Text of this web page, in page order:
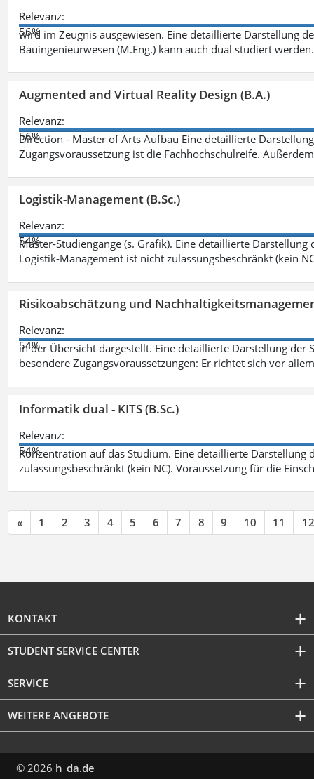
Relevanz:
56%
wird im Zeugnis ausgewiesen. Eine detaillierte Darstellung
Bauingenieurwesen (M.Eng.) kann auch dual studiert
Augmented and Virtual Reality Design (B.A.)
Relevanz:
56%
Direction - Master of Arts Aufbau Eine detaillierte
Zugangsvoraussetzung ist die Fachhochschulreife.
Logistik-Management (B.Sc.)
Relevanz:
54%
Master-Studiengänge (s. Grafik). Eine detaillierte
Logistik-Management ist nicht zulassungsbeschränkt (kein
Risikoabschätzung und
Relevanz:
54%
in der Übersicht dargestellt. Eine detaillierte Darstellung der
besondere Zugangsvoraussetzungen: Er richtet sich vor
Informatik dual - KITS (B.Sc.)
Relevanz:
54%
Konzentration auf das Studium. Eine detaillierte
zulassungsbeschränkt (kein NC). Voraussetzung für die
« 1 2 3 4 5 6 7 8 9 10 11 12
KONTAKT
STUDENT SERVICE CENTER
SERVICE
WEITERE ANGEBOTE
© 2026 h_da.de